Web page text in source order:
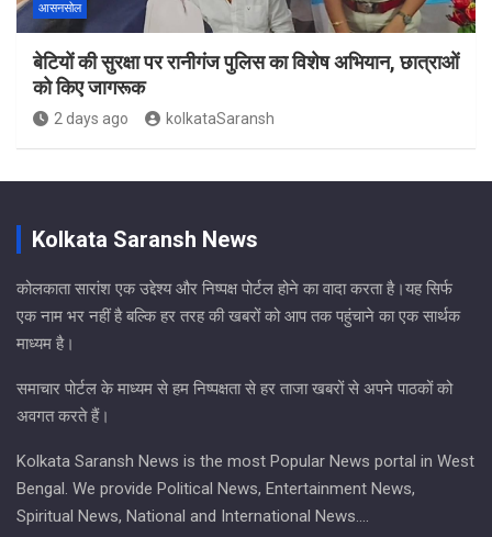
आसनसोल
बेटियों की सुरक्षा पर रानीगंज पुलिस का विशेष अभियान, छात्राओं
को किए जागरूक
2 days ago kolkataSaransh
Kolkata Saransh News
कोलकाता सारांश एक उद्देश्य और निष्पक्ष पोर्टल होने का वादा करता है।यह सिर्फ
एक नाम भर नहीं है बल्कि हर तरह की खबरों को आप तक पहुंचाने का एक सार्थक
माध्यम है।
समाचार पोर्टल के माध्यम से हम निष्पक्षता से हर ताजा खबरों से अपने पाठकों को
अवगत करते हैं।
Kolkata Saransh News is the most Popular News portal in West
Bengal. We provide Political News, Entertainment News,
Spiritual News, National and International News….